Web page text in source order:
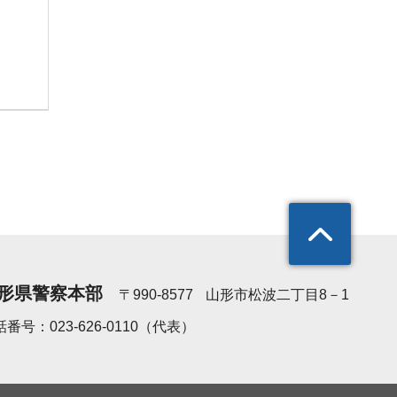
県警察本部 〒990-8577 山形市松波二丁目8－1
番号：023-626-0110（代表）